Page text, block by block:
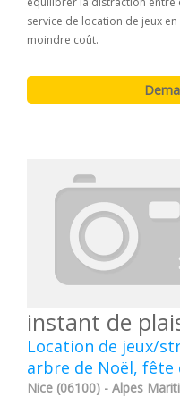
service de location de jeux
moindre coût.
instant de
Location de jeux/
arbre de Noël, fête
Nice (06100) - Alpes